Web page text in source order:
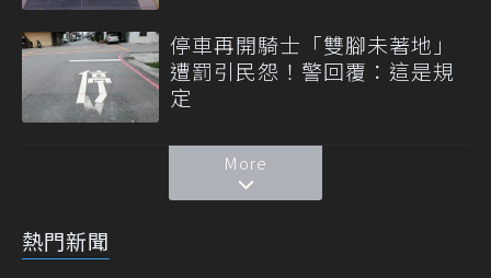
停車再開騎士「雙腳未著地」
遭罰引民怨！警回覆：這是規
定
More
熱門新聞